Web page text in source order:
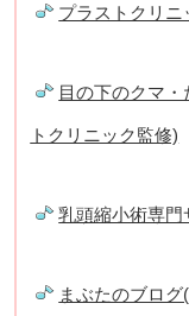
プラストクリ
目の下のクマ
トクリニック監修)
乳頭縮小術専門
まぶたのブロ